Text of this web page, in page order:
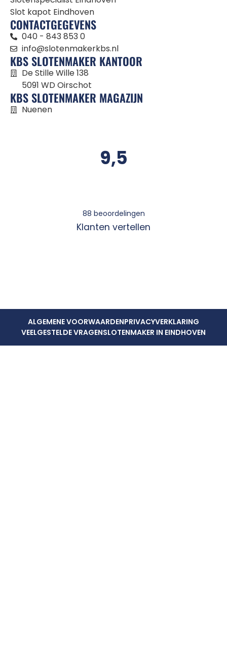
Slot kapot Eindhoven
CONTACTGEGEVENS
040 - 843 853 0
info@slotenmakerkbs.nl
KBS SLOTENMAKER KANTOOR
De Stille Wille 138
5091 WD Oirschot
KBS SLOTENMAKER MAGAZIJN
Nuenen
9,5
88 beoordelingen
Klanten vertellen
ALGEMENE VOORWAARDENPRIVACYVERKLARING
VEELGESTELDE VRAGENSLOTENMAKER IN EINDHOVEN